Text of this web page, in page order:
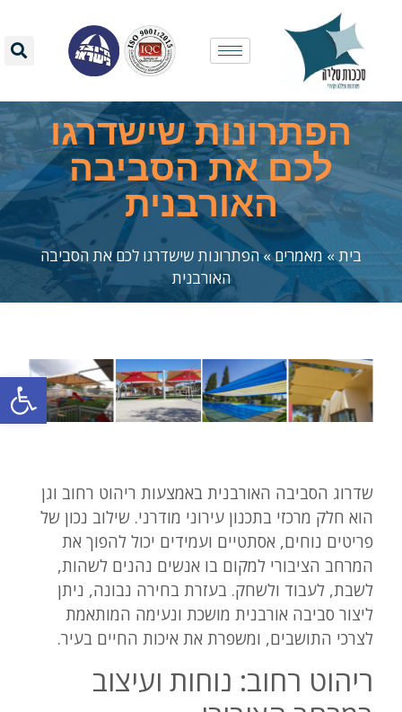
הפתרונות שישדרגו
לכם את הסביבה
האורבנית
בית»מאמרים»הפתרונות שישדרגו לכם את הסביבה
האורבנית
שדרוג הסביבה האורבנית באמצעות ריהוט רחוב וגן
הוא חלק מרכזי בתכנון עירוני מודרני. שילוב נכון של
פריטים נוחים, אסתטיים ועמידים יכול להפוך את
המרחב הציבורי למקום בו אנשים נהנים לשהות,
לשבת, לעבוד ולשחק. בעזרת בחירה נבונה, ניתן
ליצור סביבה אורבנית מושכת ונעימה המותאמת
לצרכי התושבים, ומשפרת את איכות החיים בעיר.
ריהוט רחוב: נוחות ועיצוב